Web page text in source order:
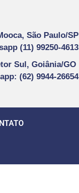
São Paulo/SP
(11) 99250-4613
Sul, Goiânia/GO
: (62) 9944-26654